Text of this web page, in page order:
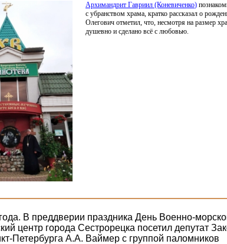
Архимандрит Гавриил (Коневиченко)
с убранством храма, кратко рассказал о
Олегович отметил, что, несмотря на размер
душевно и сделано всё с любовью.
В преддверии праздника День Военно-
центр города Сестрорецка посетил депутат
Петербурга А.А. Ваймер с группой паломников